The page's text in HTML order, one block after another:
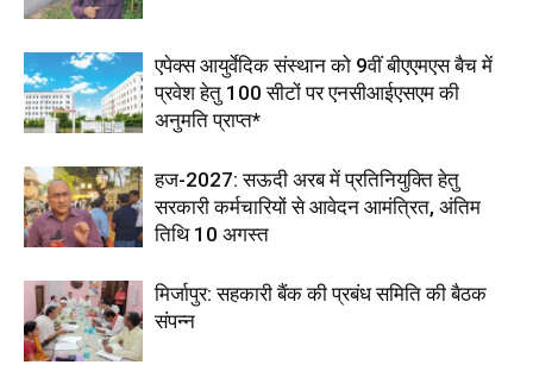
एपेक्स आयुर्वेदिक संस्थान को 9वीं बीएएमएस बैच में
प्रवेश हेतु 100 सीटों पर एनसीआईएसएम की
अनुमति प्राप्त*
हज-2027: सऊदी अरब में प्रतिनियुक्ति हेतु
सरकारी कर्मचारियों से आवेदन आमंत्रित, अंतिम
तिथि 10 अगस्त
मिर्जापुर: सहकारी बैंक की प्रबंध समिति की बैठक
संपन्न